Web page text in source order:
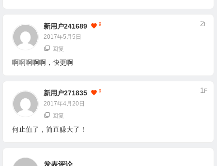
新用户241689 9
2017年5月5日
2F
回复
啊啊啊啊啊，快更啊
新用户271835 9
2017年4月20日
1 F
回复
何止值了，简直赚大了！
发表评论